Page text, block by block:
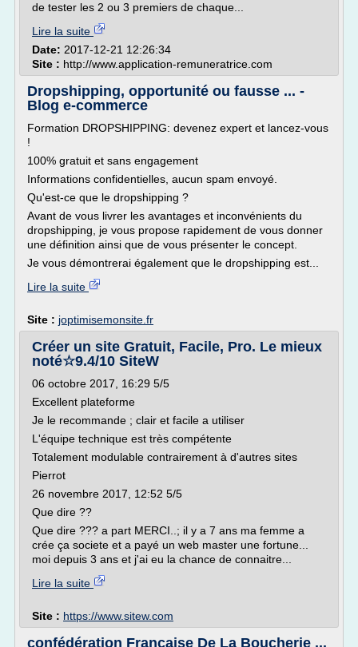
de tester les 2 ou 3 premiers de chaque...
Lire la suite
Date: 2017-12-21 12:26:34
Site : http://www.application-remuneratrice.com
Dropshipping, opportunité ou fausse ... -
Blog e-commerce
Formation DROPSHIPPING: devenez expert et lancez-vous
!
100% gratuit et sans engagement
Informations confidentielles, aucun spam envoyé.
Qu'est-ce que le dropshipping ?
Avant de vous livrer les avantages et inconvénients du
dropshipping, je vous propose rapidement de vous donner
une définition ainsi que de vous présenter le concept.
Je vous démontrerai également que le dropshipping est...
Lire la suite
Site : joptimisemonsite.fr
Créer un site Gratuit, Facile, Pro. Le mieux
noté☆9.4/10 SiteW
06 octobre 2017, 16:29 5/5
Excellent plateforme
Je le recommande ; clair et facile a utiliser
L'équipe technique est très compétente
Totalement modulable contrairement à d'autres sites
Pierrot
26 novembre 2017, 12:52 5/5
Que dire ??
Que dire ??? a part MERCI..; il y a 7 ans ma femme a
crée ça societe et a payé un web master une fortune...
moi depuis 3 ans et j'ai eu la chance de connaitre...
Lire la suite
Site : https://www.sitew.com
confédération Française De La Boucherie ...